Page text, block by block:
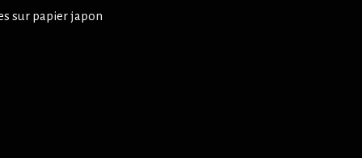
sur papier japon